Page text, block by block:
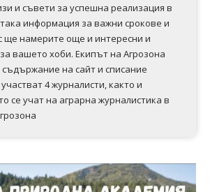
и съвети за успешна реализация в
информация за важни срокове и
ще намерите още и интересни и
вашето хоби. Екипът на Агрозона
съдържание на сайт и списание
4 журналисти, както и
се учат на аграрна журналистика в